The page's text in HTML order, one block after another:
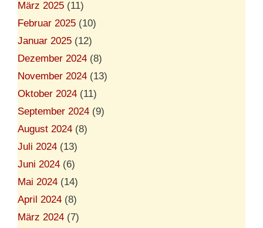
März 2025 (11)
Februar 2025 (10)
Januar 2025 (12)
Dezember 2024 (8)
November 2024 (13)
Oktober 2024 (11)
September 2024 (9)
August 2024 (8)
Juli 2024 (13)
Juni 2024 (6)
Mai 2024 (14)
April 2024 (8)
März 2024 (7)